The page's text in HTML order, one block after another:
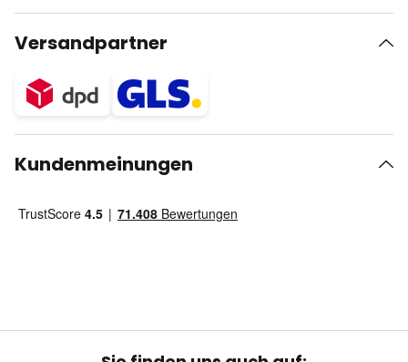
Versandpartner
Kundenmeinungen